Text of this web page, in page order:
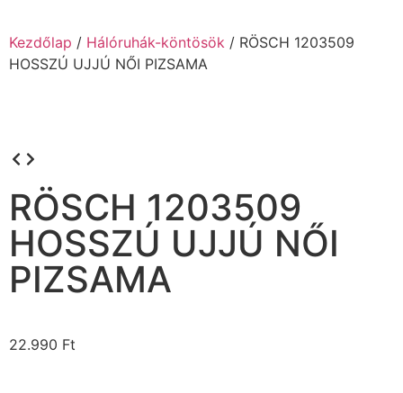
Kezdőlap / Hálóruhák-köntösök / RÖSCH 1203509
HOSSZÚ UJJÚ NŐI PIZSAMA
RÖSCH 1203509
HOSSZÚ UJJÚ NŐI
PIZSAMA
22.990 Ft